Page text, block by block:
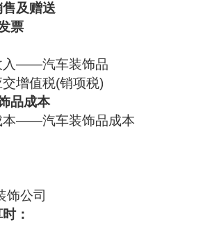
及赠送
票
入——汽车装饰品
增值税(销项税)
品成本
本——汽车装饰品成本
饰公司
：